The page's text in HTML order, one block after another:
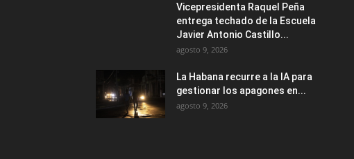
Vicepresidenta Raquel Peña
entrega techado de la Escuela
Javier Antonio Castillo...
agosto 9, 2026
La Habana recurre a la IA para
gestionar los apagones en...
agosto 9, 2026